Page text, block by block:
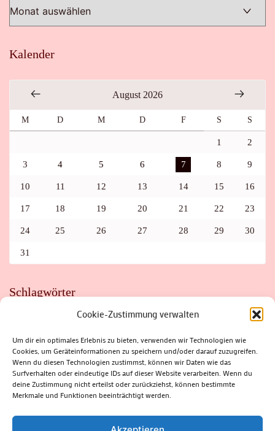
Cookie-Zustimmung verwalten
Um dir ein optimales Erlebnis zu bieten, verwenden wir Technologien wie
Cookies, um Geräteinformationen zu speichern und/oder darauf zuzugreifen.
Wenn du diesen Technologien zustimmst, können wir Daten wie das
Surfverhalten oder eindeutige IDs auf dieser Website verarbeiten. Wenn du
deine Zustimmung nicht erteilst oder zurückziehst, können bestimmte
Merkmale und Funktionen beeinträchtigt werden.
Kalender
August 2026
M D M D F S S
1 2
3 4 5 6 7 8 9
10 11 12 13 14 15 16
17 18 19 20 21 22 23
24 25 26 27 28 29 30
31
Schlagwörter
FAHRRAD
FLOHMARKT FOLK GEWINNSPIEL
HITZE
HITZEFALLE AUTO
IRISH DANCE JAZZ
KABARETT
KINDER
KIRMES KLASSIK
KLEINE SUHLER REIHE
KRIMI
KULTUR LESUNG LOTTO
MEININGEN
PARASITEN
PILZE SCHLEUSINGEN
SCHULWEG
SOMMERFERIEN
SPORT SRH
STADTFEST
STADTMARKETING
STRASSENSPERRUNG
SUHL
SUHLER FRÜHLING
SUHLER STADTMARKETING
THÜRINGER WALD
ZELLA-MEHLIS